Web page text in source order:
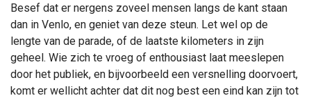
Besef dat er nergens zoveel mensen langs de kant staan
dan in Venlo, en geniet van deze steun. Let wel op de
lengte van de parade, of de laatste kilometers in zijn
geheel. Wie zich te vroeg of enthousiast laat meeslepen
door het publiek, en bijvoorbeeld een versnelling doorvoert,
komt er wellicht achter dat dit nog best een eind kan zijn tot